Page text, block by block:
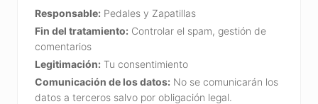
Responsable: Pedales y Zapatillas
Fin del tratamiento: Controlar el spam, gestión de
comentarios
Legitimación: Tu consentimiento
Comunicación de los datos: No se comunicarán los
datos a terceros salvo por obligación legal.